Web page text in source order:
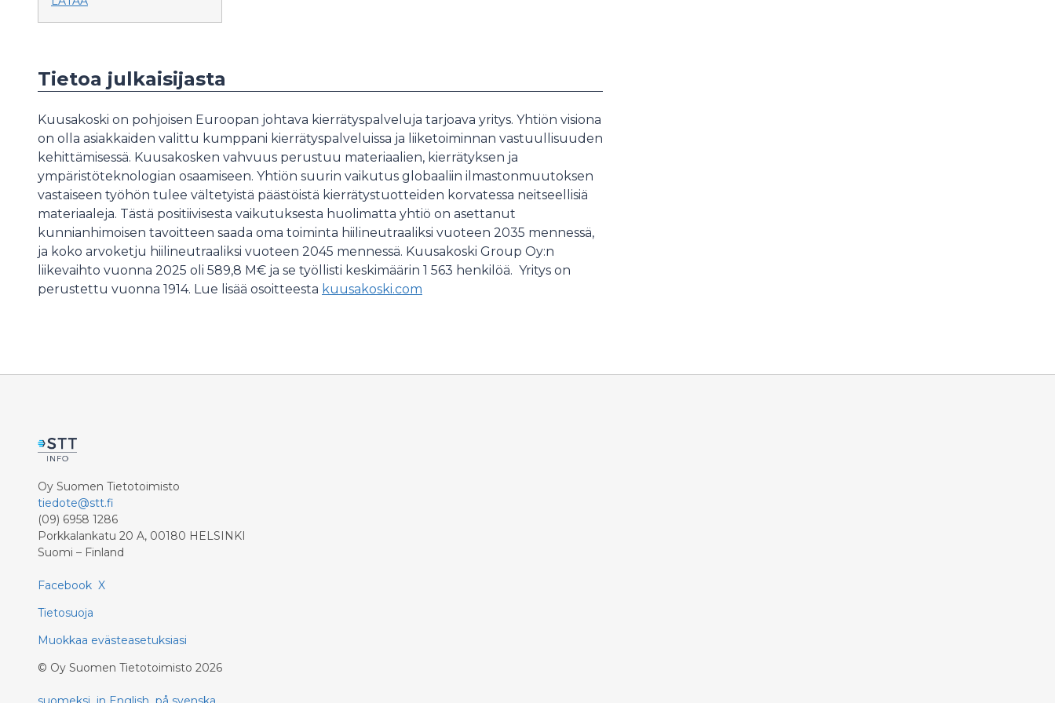
Tietoa julkaisijasta
Kuusakoski on pohjoisen Euroopan johtava kierrätyspalveluja tarjoava yritys. Yhtiön visiona
on olla asiakkaiden valittu kumppani kierrätyspalveluissa ja liiketoiminnan vastuullisuuden
kehittämisessä. Kuusakosken vahvuus perustuu materiaalien, kierrätyksen ja
ympäristöteknologian osaamiseen. Yhtiön suurin vaikutus globaaliin ilmastonmuutoksen
vastaiseen työhön tulee vältetyistä päästöistä kierrätystuotteiden korvatessa neitseellisiä
materiaaleja. Tästä positiivisesta vaikutuksesta huolimatta yhtiö on asettanut
kunnianhimoisen tavoitteen saada oma toiminta hiilineutraaliksi vuoteen 2035 mennessä,
ja koko arvoketju hiilineutraaliksi vuoteen 2045 mennessä. Kuusakoski Group Oy:n
liikevaihto vuonna 2025 oli 589,8 M€ ja se työllisti keskimäärin 1 563 henkilöä. Yritys on
perustettu vuonna 1914. Lue lisää osoitteesta kuusakoski.com
Oy Suomen Tietotoimisto
tiedote@stt.fi
(09) 6958 1286
Porkkalankatu 20 A, 00180 HELSINKI
Suomi – Finland
Facebook X
Tietosuoja
Muokkaa evästeasetuksiasi
© Oy Suomen Tietotoimisto 2026